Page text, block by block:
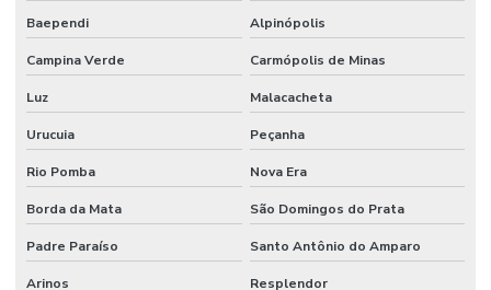
Baependi Alpinópolis
Campina Verde Carmópolis de Minas
Luz Malacacheta
Urucuia Peçanha
Rio Pomba Nova Era
Borda da Mata São Domingos do Prata
Padre Paraíso Santo Antônio do Amparo
Arinos Resplendor